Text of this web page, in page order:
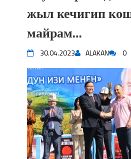
впечатляющим шоу
фонтанов в Royal Central Park
Аида САЛЯНОВА: "Кыргыз
шайланышым сыймык жана
жоопкерчилик!"
Садыр ЖАПАРОВ:
адабият алпы чыгыш үчүн,
уланышы үчүн журнал сөзсүз
“Китепкана түнγ-2026”:
Мээрим Мураталиева менен
жолугушууга келиңиз!
Латын арибиндеги “Чабуул”...
жыл кечигип
майрам…
30.04.2023 ALAKAN 0